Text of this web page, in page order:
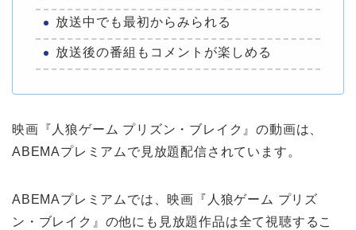
放送中でも最初からみられる
放送後の番組もコメントが楽しめる
映画『人狼ゲーム プリズン・ブレイク』の動画は、
ABEMAプレミアムで見放題配信されています。
ABEMAプレミアムでは、映画『人狼ゲーム プリズ
ン・ブレイク』の他にも見放題作品は全て視聴するこ